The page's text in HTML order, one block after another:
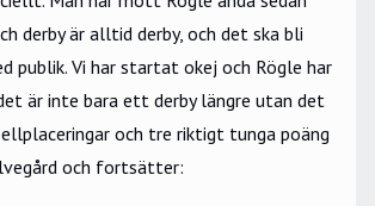
derby är alltid derby, och det ska bli
publik. Vi har startat okej och Rögle har
är inte bara ett derby längre utan det
och tre riktigt tunga poäng
och fortsätter: